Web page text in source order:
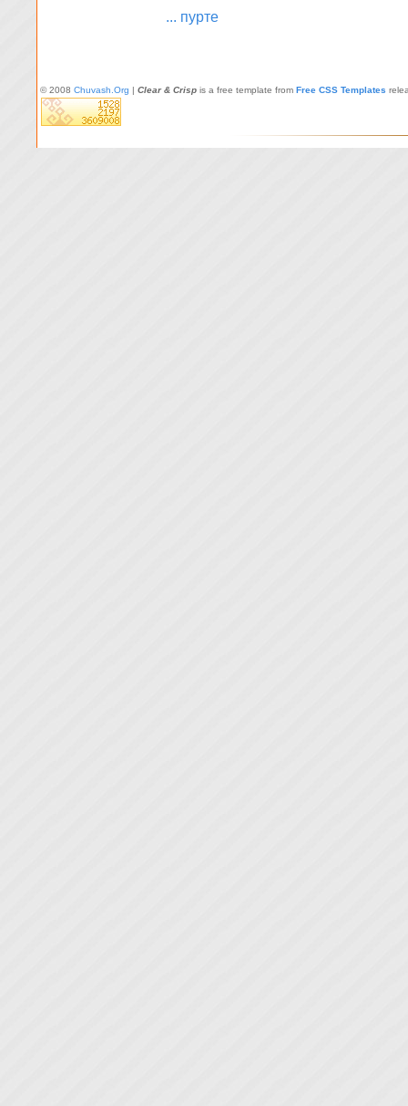
... пурте
© 2008 Chuvash.Org | Clear & Crisp is a free template from Free CSS Templates